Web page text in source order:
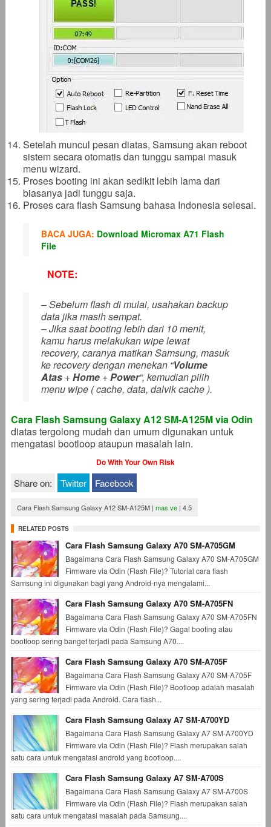
Setelah muncul pesan diatas, Samsung akan reboot
sistem secara otomatis dan tunggu sampai masuk
menu wizard.
Proses booting ini akan sedikit lebih lama dari
biasanya jadi tunggu saja.
Proses cara flash Samsung bahasa Indonesia selesai.
BACA JUGA: Download Micromax A71 Flash
File
NOTE:
– Sebelum flash di mulai, usahakan backup
data jika masih sempat.
– Jika saat booting lebih dari 10 menit,
kamu harus melakukan wipe lewat
recovery, caranya matikan Samsung, masuk
ke recovery dengan menekan “Volume
Atas+Home+Power“, kemudian pilih
menu wipe ( cache, data, dalvik cache ).
Cara Flash Samsung Galaxy A12 SM-A125M via Odin
diatas tergolong mudah dan umum digunakan untuk
mengatasi bootloop ataupun masalah lain.
Do With Your Own Risk
Share on: Twitter Facebook
Cara Flash Samsung Galaxy A12 SM-A125M| mas ve | 4.5
RELATED POSTS
Cara Flash Samsung Galaxy A70 SM-A705GM
Bagaimana Cara Flash Samsung Galaxy A70 SM-A705GM
Firmware via Odin (Flash File)? Tutorial cara flash
Samsung ini digunakan bagi yang Android-nya mengalami...
Cara Flash Samsung Galaxy A70 SM-A705FN
Bagaimana Cara Flash Samsung Galaxy A70 SM-A705FN
Firmware via Odin (Flash File)? Gagal booting atau
bootloop sering banget terjadi pada Samsung A70....
Cara Flash Samsung Galaxy A70 SM-A705F
Bagaimana Cara Flash Samsung Galaxy A70 SM-A705F
Firmware via Odin (Flash File)? Bootloop adalah masalah
yang sering terjadi pada Android. Cara flash...
Cara Flash Samsung Galaxy A7 SM-A700YD
Bagaimana Cara Flash Samsung Galaxy A7 SM-A700YD
Firmware via Odin (Flash File)? Flash merupakan salah
satu cara untuk mengatasi android yang bootloop....
Cara Flash Samsung Galaxy A7 SM-A700S
Bagaimana Cara Flash Samsung Galaxy A7 SM-A700S
Firmware via Odin (Flash File)? Flash merupakan salah
satu cara untuk mengatasi masalah pada Samsung....